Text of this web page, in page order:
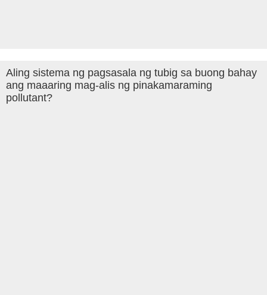
Aling sistema ng pagsasala ng tubig sa buong bahay
ang maaaring mag-alis ng pinakamaraming
pollutant?